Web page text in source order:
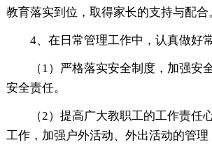
教育落实到位，取得家长的支持与配合
4、在日常管理工作中，认真做好
（1）严格落实安全制度，加强安
安全责任。
（2）提高广大教职工的工作责任
工作，加强户外活动、外出活动的管